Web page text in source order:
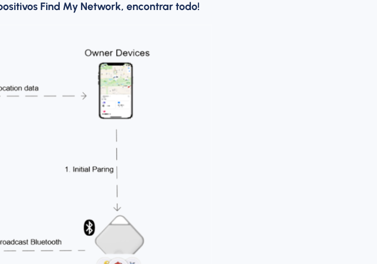
Find My Network, encontrar todo!